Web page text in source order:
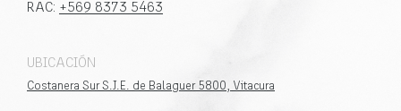
RAC: +569 8373 5463
UBICACIÓN
Costanera Sur S.J.E. de Balaguer 5800, Vitacura